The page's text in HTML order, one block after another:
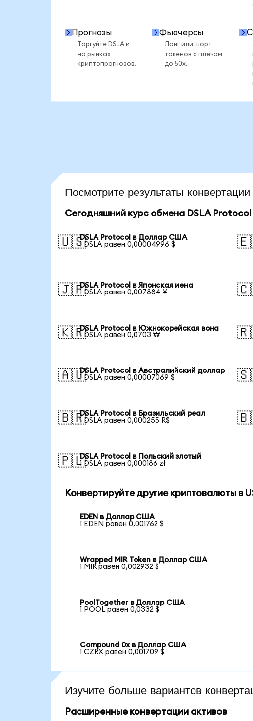
Прогнозы
Торгуйте DSLA и
на рынках
криптопрогнозов.
Фьючерсы
Лонг или шорт
токенов с плечом
до 50x.
Посмотрите результаты
Сегодняшний курс обмена DSLA Protocol
🇺🇸DSLA Protocol в Доллар США
1 DSLA равен 0,00004996 $
🇯🇵DSLA Protocol в Японская иена
1 DSLA равен 0,007884 ¥
🇰🇷DSLA Protocol в Южнокорейская вона
1 DSLA равен 0,0703 ₩
🇦🇺DSLA Protocol в Австралийский доллар
1 DSLA равен 0,00007069 $
🇧🇷DSLA Protocol в Бразильский реал
1 DSLA равен 0,000255 R$
🇵🇱DSLA Protocol в Польский злотый
1 DSLA равен 0,000186 zł
Конвертируйте другие криптовалюты в
EDEN в Доллар США
1 EDEN равен 0,001762 $
Wrapped MIR Token в Доллар США
1 MIR равен 0,002932 $
PoolTogether в Доллар США
1 POOL равен 0,0332 $
Compound 0x в Доллар США
1 CZRX равен 0,001709 $
Изучите больше вариантов
Расширенные конвертации активов